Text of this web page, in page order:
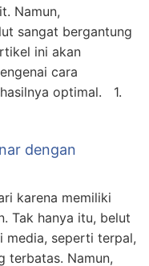
Namun,
sangat bergantung
ini akan
cara
optimal. 1.
dengan
karena memiliki
Tak hanya itu, belut
media, seperti terpal,
terbatas. Namun,